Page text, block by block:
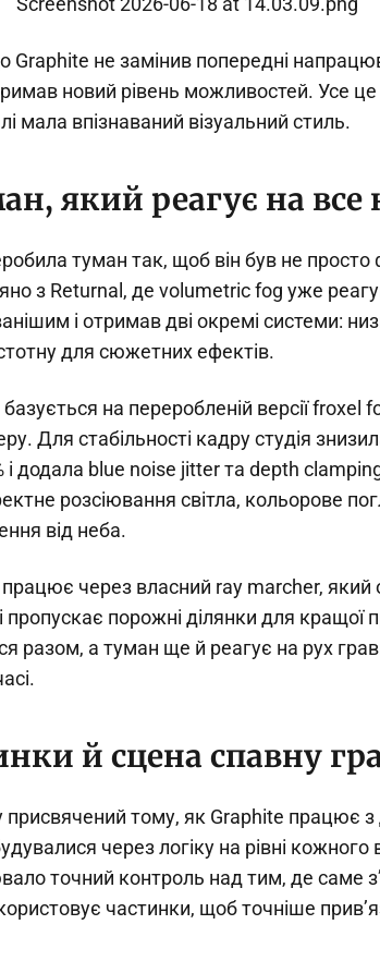
Graphite не замінив попередні
новий рівень можливостей. Усе
мала впізнаваний візуальний стиль.
який реагує на все
туман так, щоб він був не
з Returnal, де volumetric fog уже
і отримав дві окремі системи:
для сюжетних ефектів.
на переробленій версії froxel
Для стабільності кадру студія
і додала blue noise jitter та depth
розсіювання світла, кольорове
від неба.
через власний ray marcher, який
пропускає порожні ділянки для кращої
разом, а туман ще й реагує на рух
й сцена спавну
присвячений тому, як Graphite працює
через логіку на рівні кожного
точний контроль над тим, де саме
частинки, щоб точніше